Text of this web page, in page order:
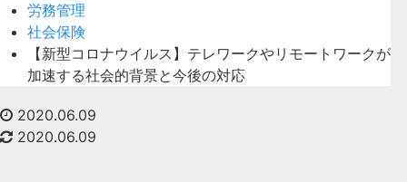
労務管理
社会保険
【新型コロナウイルス】テレワークやリモートワークが
加速する社会的背景と今後の対応
2020.06.09
2020.06.09